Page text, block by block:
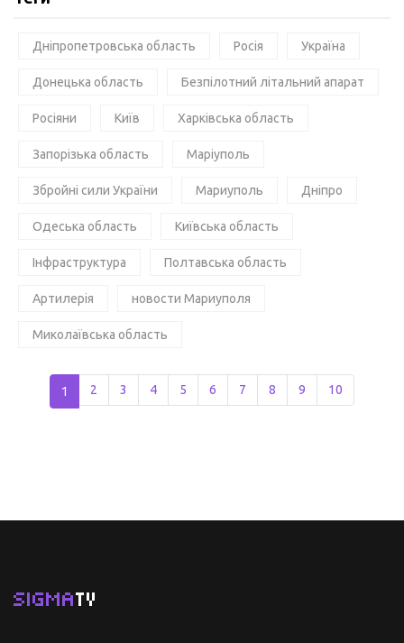
Дніпропетровська область Росія Україна
Донецька область Безпілотний літальний апарат
Росіяни Київ Харківська область
Запорізька область Маріуполь
Збройні сили України Мариуполь Дніпро
Одеська область Київська область
Інфраструктура Полтавська область
Артилерія новости Мариуполя
Миколаївська область
1 2 3 4 5 6 7 8 9 10
SIGMATV